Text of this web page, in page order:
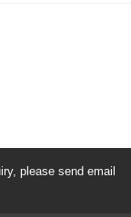
please send email